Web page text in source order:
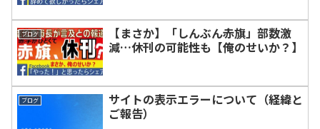
ブログ
【まさか】「しんぶん赤旗」部数激
減…休刊の可能性も【俺のせいか？】
ブログ
サイトの表示エラーについて（経緯と
ご報告）